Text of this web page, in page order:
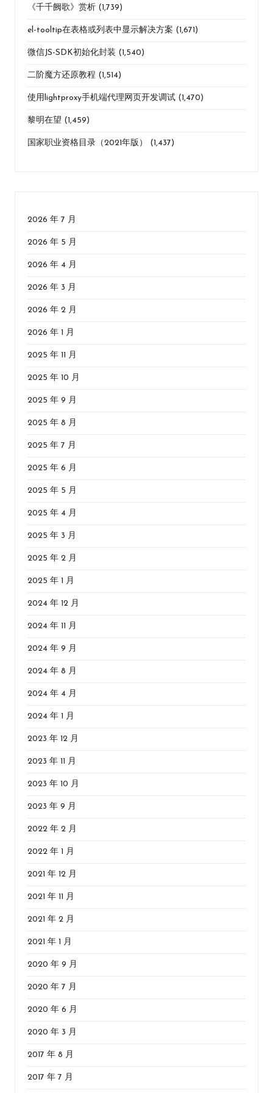
《千千阙歌》赏析 (1,739)
el-tooltip在表格或列表中显示解决方案 (1,671)
微信JS-SDK初始化封装 (1,540)
二阶魔方还原教程 (1,514)
使用lightproxy手机端代理网页开发调试 (1,470)
黎明在望 (1,459)
国家职业资格目录（2021年版） (1,437)
2026 年 7 月
2026 年 5 月
2026 年 4 月
2026 年 3 月
2026 年 2 月
2026 年 1 月
2025 年 11 月
2025 年 10 月
2025 年 9 月
2025 年 8 月
2025 年 7 月
2025 年 6 月
2025 年 5 月
2025 年 4 月
2025 年 3 月
2025 年 2 月
2025 年 1 月
2024 年 12 月
2024 年 11 月
2024 年 9 月
2024 年 8 月
2024 年 4 月
2024 年 1 月
2023 年 12 月
2023 年 11 月
2023 年 10 月
2023 年 9 月
2022 年 2 月
2022 年 1 月
2021 年 12 月
2021 年 11 月
2021 年 2 月
2021 年 1 月
2020 年 9 月
2020 年 7 月
2020 年 6 月
2020 年 3 月
2017 年 8 月
2017 年 7 月